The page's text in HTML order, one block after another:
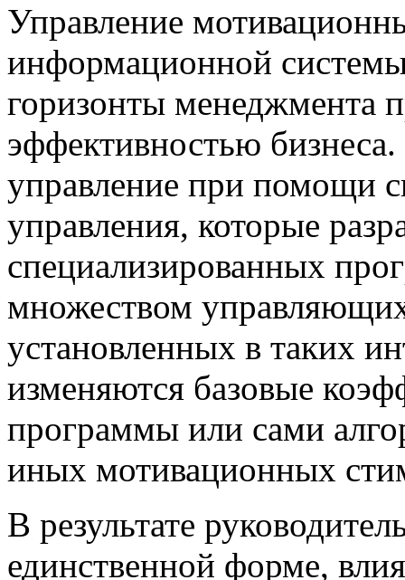
Управление
информационной
горизонты менеджмента
эффективностью
управление при помощи
управления, которые
специализированных
множеством
установленных в таких
изменяются базовые
программы или сами
иных мотивационных
В результате
единственной форме,